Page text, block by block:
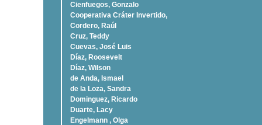
Cienfuegos, Gonzalo
Cooperativa Cráter Invertido,
Cordero, Raúl
Cruz, Teddy
Cuevas, José Luis
Díaz, Roosevelt
Dí­az, Wilson
de Anda, Ismael
de la Loza, Sandra
Dominguez, Ricardo
Duarte, Lacy
Engelmann , Olga